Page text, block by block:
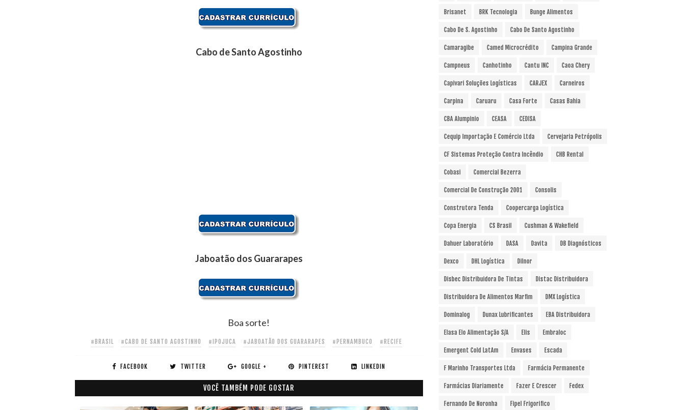
Cabo de Santo Agostinho
Jaboatão dos Guararapes
Boa sorte!
#BRASIL #CABO DE SANTO AGOSTINHO #IPOJUCA #JABOATÃO DOS GUARARAPES #PERNAMBUCO #RECIFE
FACEBOOK TWITTER GOOGLE + PINTEREST LINKEDIN
VOCÊ TAMBÉM PODE GOSTAR
Brisanet BRK Tecnologia Bunge Alimentos
Cabo De S. Agostinho Cabo De Santo Agostinho
Camaragibe Camed Microcrédito Campina Grande
Campneus Canhotinho Cantu INC Caoa Chery
Capivari Soluções Logísticas CARJEX Carneiros
Carpina Caruaru Casa Forte Casas Bahia
CBA Alumpinio CEASA CEDISA
Cequip Importação E Comércio Ltda Cervejaria Petrópolis
CF Sistemas Proteção Contra Incêndio CHB Rental
Cobasi Comercial Bezerra
Comercial De Construção 2001 Consolis
Construtora Tenda Coopercarga Logística
Copa Energia CS Brasil Cushman & Wakefield
Dahuer Laboratório DASA Davita DB Diagnósticos
Dexco DHL Logística Dilnor
Disbec Distribuidora De Tintas Distac Distribuidora
Distribuidora De Alimentos Marfim DMX Logística
Dominalog Dunax Lubrificantes EBA Distribuidora
Elasa Elo Alimentação S/A Elis Embraloc
Emergent Cold LatAm Envases Escada
F Marinho Transportes Ltda Farmácia Permanente
Farmácias Diariamente Fazer E Crescer Fedex
Fernando De Noronha Fipel Frigorifico